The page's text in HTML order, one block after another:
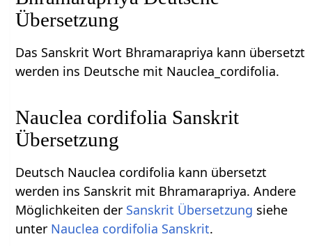
Übersetzung
Das Sanskrit Wort Bhramarapriya kann übersetzt
werden ins Deutsche mit Nauclea_cordifolia.
Nauclea cordifolia Sanskrit
Übersetzung
Deutsch Nauclea cordifolia kann übersetzt
werden ins Sanskrit mit Bhramarapriya. Andere
Möglichkeiten der Sanskrit Übersetzung siehe
unter Nauclea cordifolia Sanskrit.